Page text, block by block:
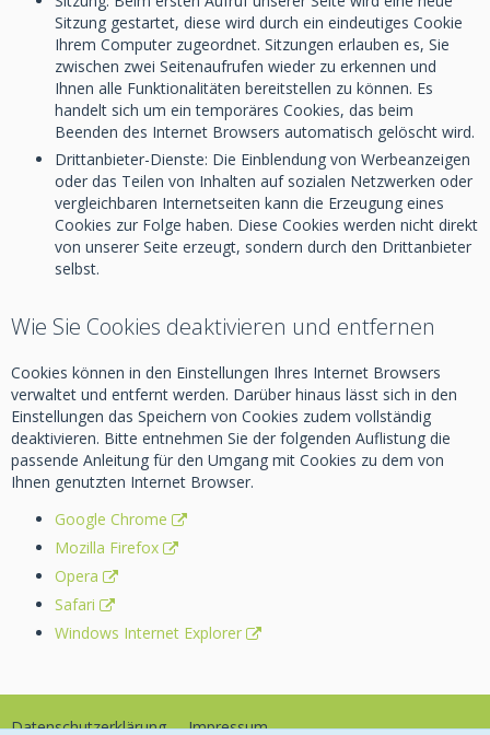
Sitzung gestartet, diese wird durch ein eindeutiges Cookie
Ihrem Computer zugeordnet. Sitzungen erlauben es, Sie
zwischen zwei Seitenaufrufen wieder zu erkennen und
Ihnen alle Funktionalitäten bereitstellen zu können. Es
handelt sich um ein temporäres Cookies, das beim
Beenden des Internet Browsers automatisch gelöscht wird.
Drittanbieter-Dienste: Die Einblendung von Werbeanzeigen
oder das Teilen von Inhalten auf sozialen Netzwerken oder
vergleichbaren Internetseiten kann die Erzeugung eines
Cookies zur Folge haben. Diese Cookies werden nicht direkt
von unserer Seite erzeugt, sondern durch den Drittanbieter
selbst.
Wie Sie Cookies deaktivieren und entfernen
Cookies können in den Einstellungen Ihres Internet Browsers
verwaltet und entfernt werden. Darüber hinaus lässt sich in den
Einstellungen das Speichern von Cookies zudem vollständig
deaktivieren. Bitte entnehmen Sie der folgenden Auflistung die
passende Anleitung für den Umgang mit Cookies zu dem von
Ihnen genutzten Internet Browser.
Google Chrome
Mozilla Firefox
Opera
Safari
Windows Internet Explorer
Datenschutzerklärung Impressum